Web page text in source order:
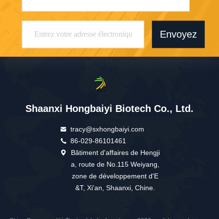
Envoyez
Shaanxi Hongbaiyi Biotech Co., Ltd.
tracy@sxhongbaiyi.com
86-029-86101461
Bâtiment d'affaires de Hengji
a, route de No.115 Weiyang,
zone de développement d'E
&T, Xi'an, Shaanxi, Chine.